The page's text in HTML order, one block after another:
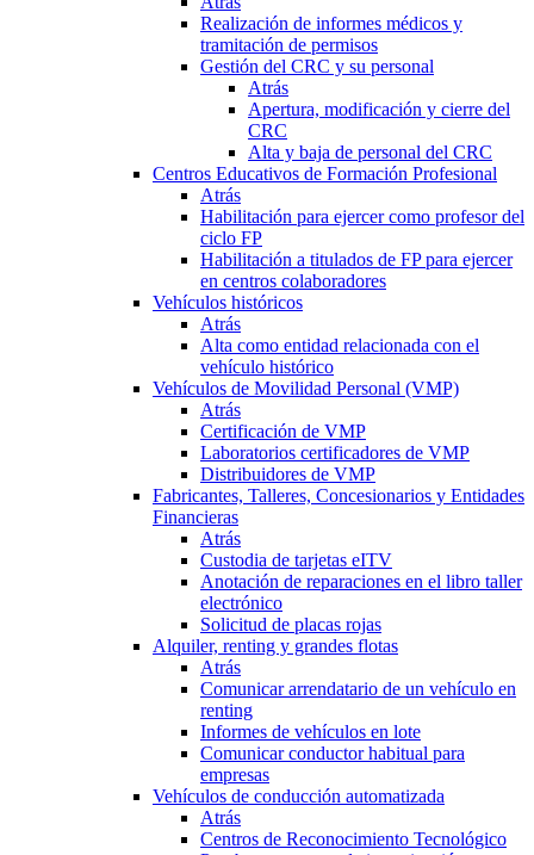
Realización de informes médicos y
tramitación de permisos
Gestión del CRC y su personal
Atrás
Apertura, modificación y cierre del
CRC
Alta y baja de personal del CRC
Centros Educativos de Formación Profesional
Atrás
Habilitación para ejercer como profesor del
ciclo FP
Habilitación a titulados de FP para ejercer
en centros colaboradores
Vehículos históricos
Atrás
Alta como entidad relacionada con el
vehículo histórico
Vehículos de Movilidad Personal (VMP)
Atrás
Certificación de VMP
Laboratorios certificadores de VMP
Distribuidores de VMP
Fabricantes, Talleres, Concesionarios y Entidades
Financieras
Atrás
Custodia de tarjetas eITV
Anotación de reparaciones en el libro taller
electrónico
Solicitud de placas rojas
Alquiler, renting y grandes flotas
Atrás
Comunicar arrendatario de un vehículo en
renting
Informes de vehículos en lote
Comunicar conductor habitual para
empresas
Vehículos de conducción automatizada
Atrás
Centros de Reconocimiento Tecnológico